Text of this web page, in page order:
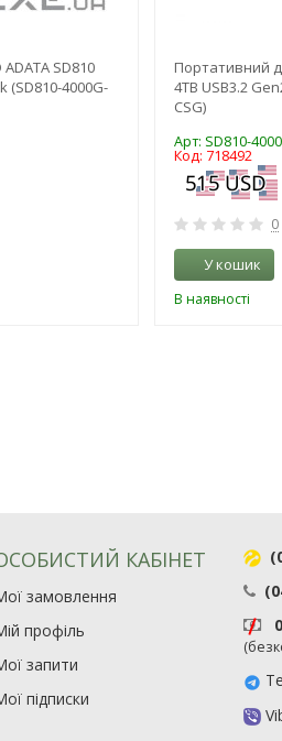
SD810
(SD810-4000G-
Портативний
4TB USB3.2
CSG)
Арт: SD810-
Код: 718492
0
У кошик
В наявності
КАБІНЕТ
замовлення
профіль
запити
підписки